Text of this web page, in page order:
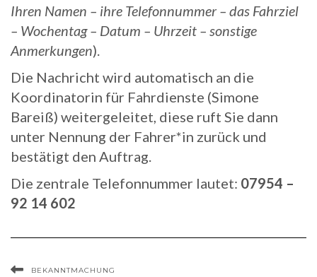
Ihren Namen – ihre Telefonnummer – das Fahrziel
– Wochentag – Datum – Uhrzeit – sonstige
Anmerkungen).
Die Nachricht wird automatisch an die
Koordinatorin für Fahrdienste (Simone
Bareiß) weitergeleitet, diese ruft Sie dann
unter Nennung der Fahrer*in zurück und
bestätigt den Auftrag.
Die zentrale Telefonnummer lautet: 07954 –
92 14 602
BEKANNTMACHUNG